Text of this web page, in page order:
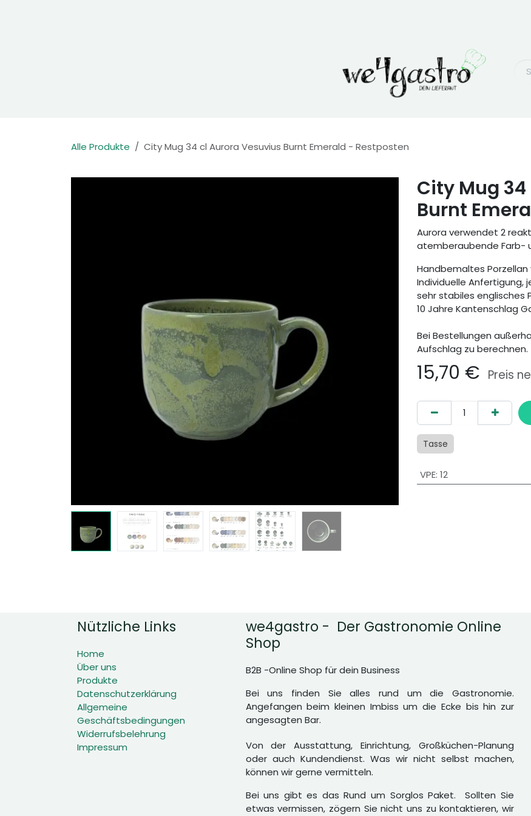
Alle Produkte City Mug 34 cl Aurora Vesuvius Burnt Emerald - Restposten
City Mug
Burnt
Aurora verwendet 2
atemberaubende Farb-
Handbemaltes
Individuelle Anfertigung,
sehr stabiles englisches
10 Jahre Kantenschlag
Bei Bestellungen
Aufschlag zu berechnen.
15,70 € Preis
Tasse
VPE: 12
Nützliche Links
Home
Über uns
Produkte
Datenschutzerklärung
Allgemeine
Geschäftsbedingungen
Widerrufsbelehrung
Impressum
we4gastro - Der Gastronomie Online
Shop
B2B -Online Shop für dein Business
Bei uns finden Sie alles rund um die Gastronomie.
Angefangen beim kleinen Imbiss um die Ecke bis hin zur
angesagten Bar.
Von der Ausstattung, Einrichtung, Großküchen-Planung
oder auch Kundendienst. Was wir nicht selbst machen,
können wir gerne vermitteln.
Bei uns gibt es das Rund um Sorglos Paket. Sollten Sie
etwas vermissen, zögern Sie nicht uns zu kontaktieren, wir